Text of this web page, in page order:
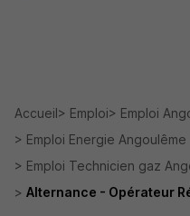
Accueil Emploi
Emploi
Emploi Energie Angoulême
Emploi Technicien gaz
Alternance - Opérateur